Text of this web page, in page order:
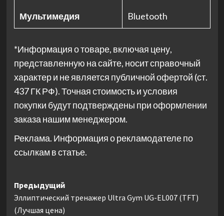
Мультимедия Bluetooth
*Информация о товаре, включая цену,
представленную на сайте, носит справочный
характер и не является публичной офертой (ст.
437 ГК РФ). Точная стоимость и условия
покупки будут подтверждены при оформлении
заказа нашим менеджером.
Реклама. Информация о рекламодателе по
ссылкам в статье.
Навигация
записи
Предыдущий
Эллиптический тренажер Ultra Gym UG-EL007 (TFT)
(Лучшая цена)